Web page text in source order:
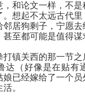
论文一样，不是
。想起不太远古代
邻居狗剩子，宁愿
甚至都可能是值得
关西的那一节之
达（好像是在贴有
娘已经嫁给了一个
。